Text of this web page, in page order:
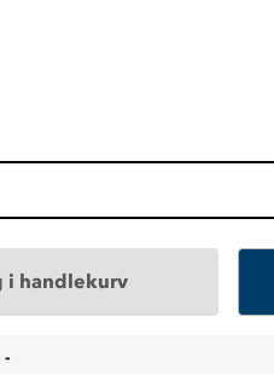
i handlekurv
-